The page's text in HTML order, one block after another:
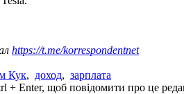
https://t.me/korrespondentnet
Кук, доход, зарплата
+ Enter, щоб повідомити про це